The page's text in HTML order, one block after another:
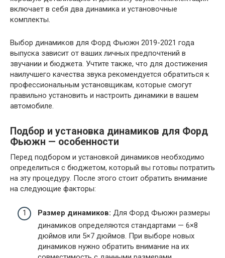
включает в себя два динамика и установочные
комплекты.
Выбор динамиков для Форд Фьюжн 2019-2021 года
выпуска зависит от ваших личных предпочтений в
звучании и бюджета. Учтите также, что для достижения
наилучшего качества звука рекомендуется обратиться к
профессиональным установщикам, которые смогут
правильно установить и настроить динамики в вашем
автомобиле.
Подбор и установка динамиков для Форд
Фьюжн — особенности
Перед подбором и установкой динамиков необходимо
определиться с бюджетом, который вы готовы потратить
на эту процедуру. После этого стоит обратить внимание
на следующие факторы:
Размер динамиков: Для Форд Фьюжн размеры
динамиков определяются стандартами — 6×8
дюймов или 5×7 дюймов. При выборе новых
динамиков нужно обратить внимание на их